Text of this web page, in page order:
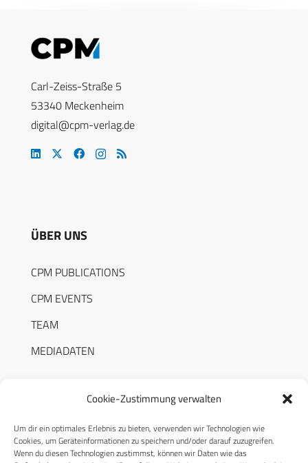
Cookie-Zustimmung verwalten
Um dir ein optimales Erlebnis zu bieten, verwenden wir Technologien wie
Cookies, um Geräteinformationen zu speichern und/oder darauf zuzugreifen.
Wenn du diesen Technologien zustimmst, können wir Daten wie das
Carl-Zeiss-Straße 5
53340 Meckenheim
digital@cpm-verlag.de
ÜBER UNS
CPM PUBLICATIONS
CPM EVENTS
TEAM
MEDIADATEN
RECHTLICHES